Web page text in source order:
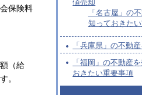
保険料
（給
。
値売却
「名古屋」の
知っておきた
「兵庫県」の不動
「福岡」の不動産
おきたい重要事項